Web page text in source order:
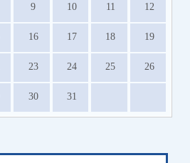
9 10 11 12
16 17 18 19
23 24 25 26
30 31